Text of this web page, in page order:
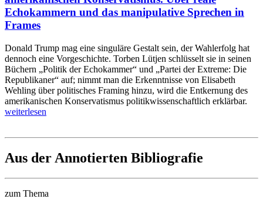
Echokammern und das manipulative Sprechen in
Frames
Donald Trump mag eine singuläre Gestalt sein, der Wahlerfolg hat
dennoch eine Vorgeschichte. Torben Lütjen schlüsselt sie in seinen
Büchern „Politik der Echokammer“ und „Partei der Extreme: Die
Republikaner“ auf; nimmt man die Erkenntnisse von Elisabeth
Wehling über politisches Framing hinzu, wird die Entkernung des
amerikanischen Konservatismus politikwissenschaftlich erklärbar.
weiterlesen
Aus der Annotierten Bibliografie
zum Thema